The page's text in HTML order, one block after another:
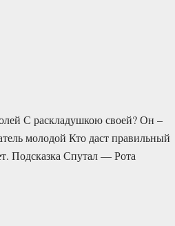
С раскладушкою своей? Он –
молодой Кто даст правильный
Подсказка Спутал — Рота